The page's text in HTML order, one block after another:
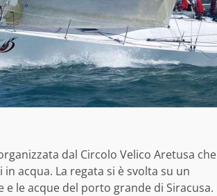
dal Circolo Velico Aretusa che
acqua. La regata si è svolta su un
le acque del porto grande di Siracusa.